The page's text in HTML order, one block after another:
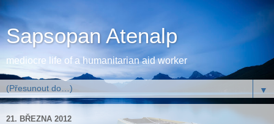
Sapsopan Atenalp
mediocre life of a humanitarian aid worker
▼
21. BŘEZNA 2012